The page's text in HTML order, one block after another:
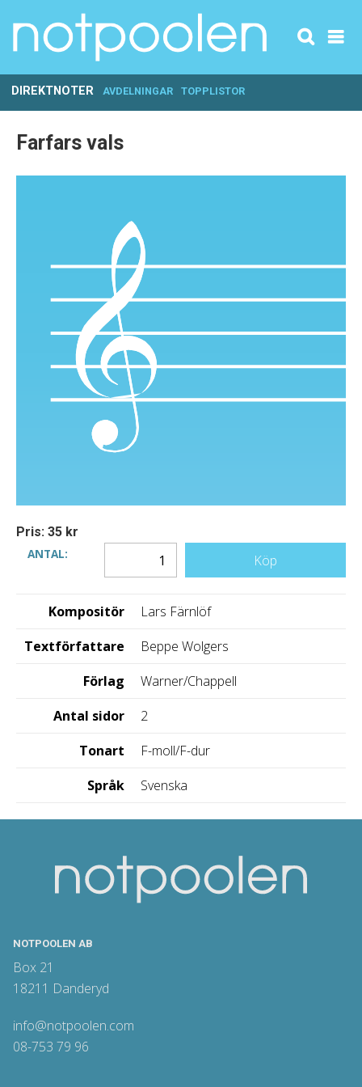
DIREKTNOTER AVDELNINGAR TOPPLISTOR
Farfars vals
Pris: 35 kr
ANTAL:
Köp
Kompositör
Lars Färnlöf
Textförfattare
Beppe Wolgers
Förlag
Warner/Chappell
Antal sidor
2
Tonart
F-moll/F-dur
Språk
Svenska
NOTPOOLEN AB
Box 21
18211 Danderyd
info@notpoolen.com
08-753 79 96